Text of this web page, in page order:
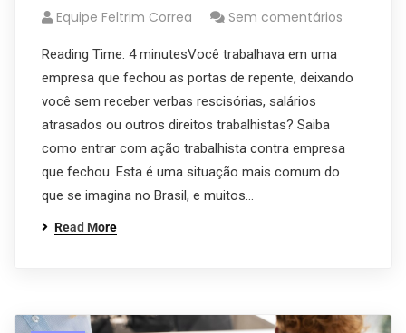
Equipe Feltrim Correa Sem comentários
Reading Time: 4 minutesVocê trabalhava em uma
empresa que fechou as portas de repente, deixando
você sem receber verbas rescisórias, salários
atrasados ou outros direitos trabalhistas? Saiba
como entrar com ação trabalhista contra empresa
que fechou. Esta é uma situação mais comum do
que se imagina no Brasil, e muitos…
Read More